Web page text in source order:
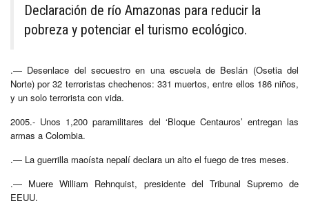
Declaración de río Amazonas para reducir la
pobreza y potenciar el turismo ecológico.
.— Desenlace del secuestro en una escuela de Beslán (Osetia del
Norte) por 32 terroristas chechenos: 331 muertos, entre ellos 186 niños,
y un solo terrorista con vida.
2005.- Unos 1,200 paramilitares del ‘Bloque Centauros’ entregan las
armas a Colombia.
.— La guerrilla maoísta nepalí declara un alto el fuego de tres meses.
.— Muere William Rehnquist, presidente del Tribunal Supremo de
EEUU.